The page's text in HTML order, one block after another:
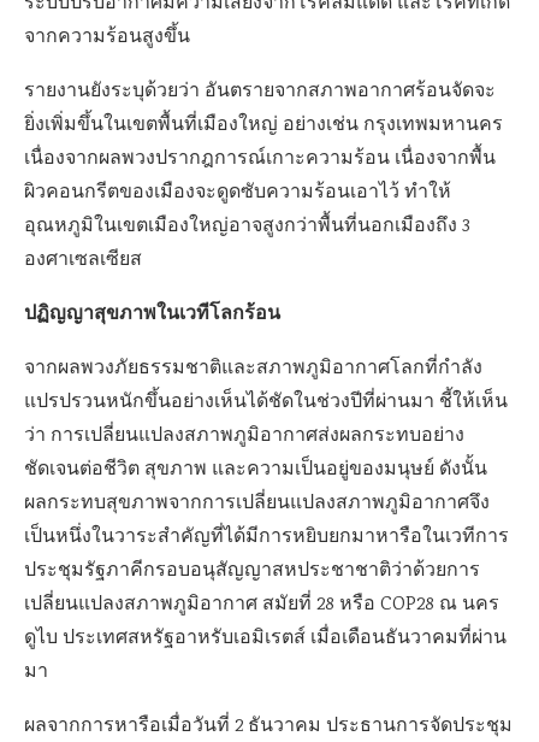
จากความร้อนสูงขึ้น
รายงานยังระบุด้วยว่า อันตรายจากสภาพอากาศร้อนจัดจะ
ยิ่งเพิ่มขึ้นในเขตพื้นที่เมืองใหญ่ อย่างเช่น กรุงเทพมหานคร
เนื่องจากผลพวงปรากฎการณ์เกาะความร้อน เนื่องจากพื้น
ผิวคอนกรีตของเมืองจะดูดซับความร้อนเอาไว้ ทำให้
อุณหภูมิในเขตเมืองใหญ่อาจสูงกว่าพื้นที่นอกเมืองถึง 3
องศาเซลเซียส
ปฏิญญาสุขภาพในเวทีโลกร้อน
จากผลพวงภัยธรรมชาติและสภาพภูมิอากาศโลกที่กำลัง
แปรปรวนหนักขึ้นอย่างเห็นได้ชัดในช่วงปีที่ผ่านมา ชี้ให้เห็น
ว่า การเปลี่ยนแปลงสภาพภูมิอากาศส่งผลกระทบอย่าง
ชัดเจนต่อชีวิต สุขภาพ และความเป็นอยู่ของมนุษย์ ดังนั้น
ผลกระทบสุขภาพจากการเปลี่ยนแปลงสภาพภูมิอากาศจึง
เป็นหนึ่งในวาระสำคัญที่ได้มีการหยิบยกมาหารือในเวทีการ
ประชุมรัฐภาคีกรอบอนุสัญญาสหประชาชาติว่าด้วยการ
เปลี่ยนแปลงสภาพภูมิอากาศ สมัยที่ 28 หรือ COP28 ณ นคร
ดูไบ ประเทศสหรัฐอาหรับเอมิเรตส์ เมื่อเดือนธันวาคมที่ผ่าน
มา
ผลจากการหารือเมื่อวันที่ 2 ธันวาคม ประธานการจัดประชุม